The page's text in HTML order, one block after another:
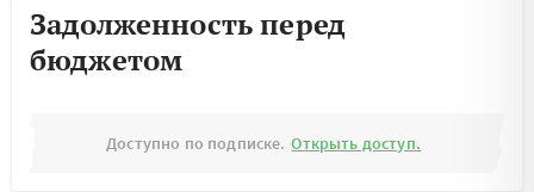
Задолженность перед
бюджетом
Доступно по подписке. Открыть доступ.